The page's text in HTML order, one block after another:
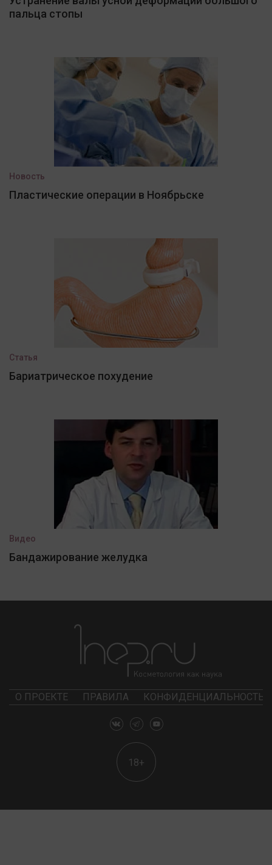
пальца стопы
Новость
Пластические операции в Ноябрьске
Статья
Бариатрическое похудение
Видео
Бандажирование желудка
О ПРОЕКТЕ ПРАВИЛА КОНФИДЕНЦИАЛЬНОСТЬ
18+